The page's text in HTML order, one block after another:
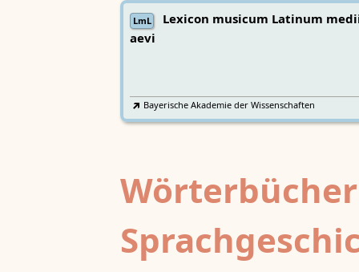
LmL
Lexicon musicum Latinum
aevi
Bayerische Akademie der Wissenschaften